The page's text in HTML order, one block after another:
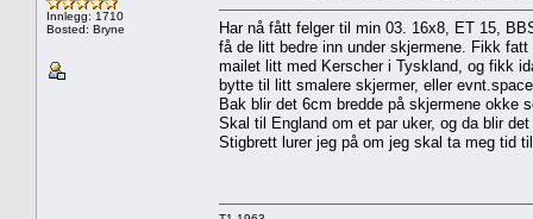
Innlegg: 1710
Bosted: Bryne
Har nå fått felger til min 03. 16x8, ET 15,
få de litt bedre inn under skjermene. Fikk
mailet litt med Kerscher i Tyskland, og fikk
bytte til litt smalere skjermer, eller
Bak blir det 6cm bredde på skjermene okke
Skal til England om et par uker, og da blir
Stigbrett lurer jeg på om jeg skal ta meg tid